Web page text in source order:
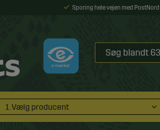
Sporing hele vejen med PostNord
1. Vælg producent